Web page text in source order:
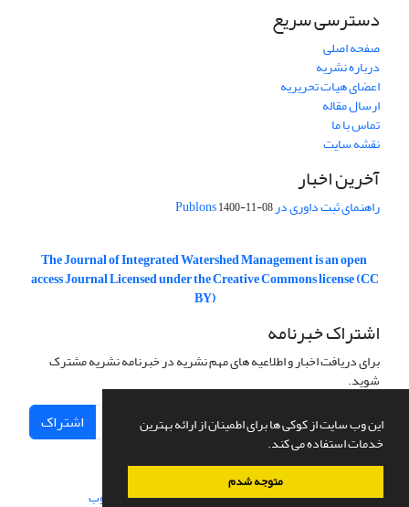
این وب سایت از کوکی ها برای اطمینان از ارائه بهترین
خدمات استفاده می کند.
متوجه شدم
دسترسی سریع
صفحه اصلی
درباره نشریه
اعضای هیات تحریریه
ارسال مقاله
تماس با ما
نقشه سایت
آخرین اخبار
راهنمای ثبت داوری در Publons1400-11-08
The Journal of Integrated Watershed Management is an open
access Journal Licensed under the Creative Commons license (CC
BY)
اشتراک خبرنامه
برای دریافت اخبار و اطلاعیه های مهم نشریه در خبرنامه نشریه مشترک
شوید.
اشتراک
سامانه مدیریت نشریات علمی.طراحی و پیاده سازی از سیناوب